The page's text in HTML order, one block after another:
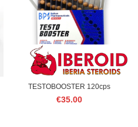
TESTOBOOSTER 120cps
€35.00